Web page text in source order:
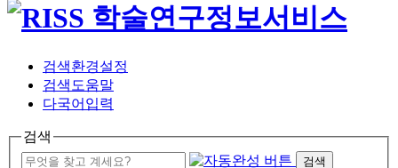
검색환경설정
검색도움말
다국어입력
검색
검색